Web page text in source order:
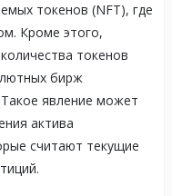
токенов (NFT), где
Кроме этого,
токенов
бирж
Такое явление может
актива
считают текущие